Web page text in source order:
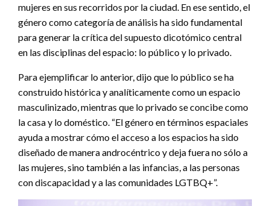
mujeres en sus recorridos por la ciudad. En ese sentido, el
género como categoría de análisis ha sido fundamental
para generar la crítica del supuesto dicotómico central
en las disciplinas del espacio: lo público y lo privado.
Para ejemplificar lo anterior, dijo que lo público se ha
construido histórica y analíticamente como un espacio
masculinizado, mientras que lo privado se concibe como
la casa y lo doméstico. “El género en términos espaciales
ayuda a mostrar cómo el acceso a los espacios ha sido
diseñado de manera androcéntrico y deja fuera no sólo a
las mujeres, sino también a las infancias, a las personas
con discapacidad y a las comunidades LGTBQ+”.